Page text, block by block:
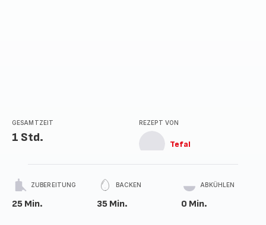
GESAMTZEIT
1 Std.
REZEPT VON
Tefal
ZUBEREITUNG
25 Min.
BACKEN
35 Min.
ABKÜHLEN
0 Min.